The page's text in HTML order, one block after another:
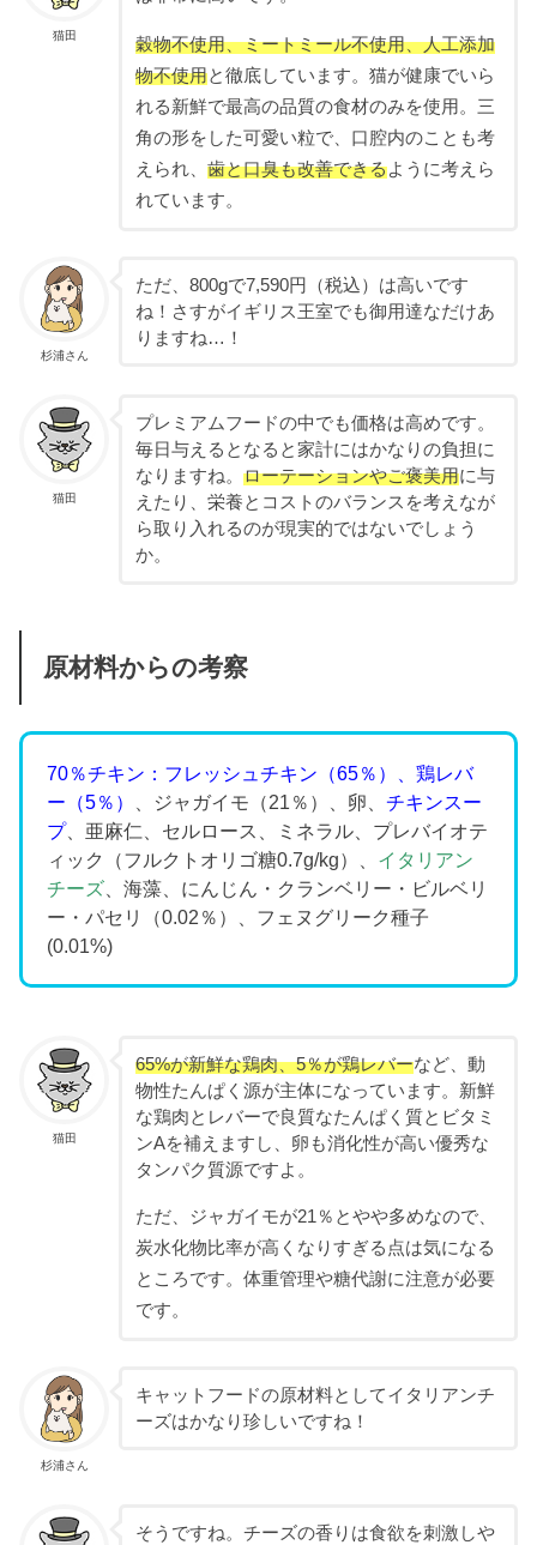
猫田
穀物不使用、ミートミール不使用、人工添加
物不使用と徹底しています。猫が健康でいら
れる新鮮で最高の品質の食材のみを使用。三
角の形をした可愛い粒で、口腔内のことも考
えられ、 歯と口臭も改善できるように考えら
れています。
杉浦さん
ただ、800gで7,590円（税込）は高いです
ね！さすがイギリス王室でも御用達なだけあ
りますね…！
猫田
プレミアムフードの中でも価格は高めです。
毎日与えるとなると家計にはかなりの負担に
なりますね。 ローテーションやご褒美用に与
えたり、栄養とコストのバランスを考えなが
ら取り入れるのが現実的ではないでしょう
か。
原材料からの考察
70％チキン：フレッシュチキン（65％）、鶏レバ
ー（5％）
、ジャガイモ（21％）、卵、チキンスー
プ、亜麻仁、セルロース、ミネラル、プレバイオテ
ィック（フルクトオリゴ糖0.7g/kg）、 イタリアン
チーズ 、海藻、にんじん・クランベリー・ビルベリ
ー・パセリ（0.02％）、フェヌグリーク種子
(0.01%)
猫田
65%が新鮮な鶏肉、5％が鶏レバーなど、動
物性たんぱく源が主体になっています。新鮮
な鶏肉とレバーで良質なたんぱく質とビタミ
ンAを補えますし、卵も消化性が高い優秀な
タンパク質源ですよ。
ただ、ジャガイモが21％とやや多めなので、
炭水化物比率が高くなりすぎる点は気になる
ところです。体重管理や糖代謝に注意が必要
です。
杉浦さん
キャットフードの原材料としてイタリアンチ
ーズはかなり珍しいですね！
そうですね。チーズの香りは食欲を刺激しや